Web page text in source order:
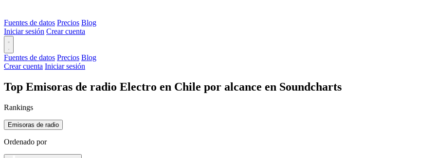
Fuentes de datos Precios Blog
Iniciar sesión Crear cuenta
Fuentes de datos Precios Blog
Crear cuenta Iniciar sesión
Top Emisoras de radio Electro en Chile por alcance en Soundcharts
Rankings
Emisoras de radio
Ordenado por